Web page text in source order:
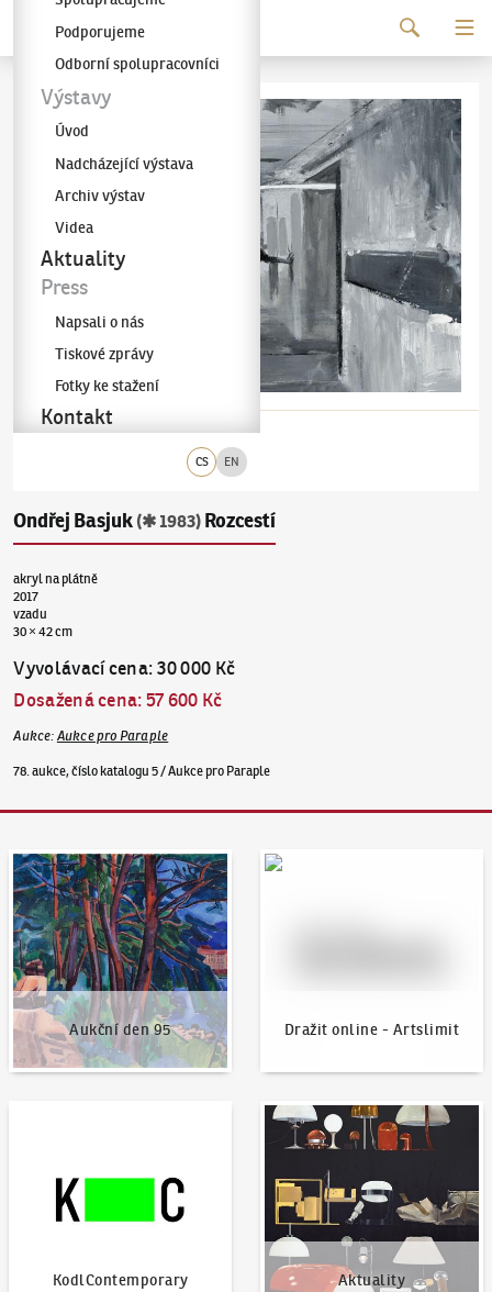
Galerie KODL
CS EN
Podporujeme
Odborní spolupracovníci
Výstavy
Úvod
Nadcházející výstava
Archiv výstav
Videa
Aktuality
Press
Napsali o nás
Tiskové zprávy
Fotky ke stažení
Kontakt
Ondřej Basjuk (✱ 1983) Rozcestí
akryl na plátně
2017
vzadu
30 × 42 cm
Vyvolávací cena:30 000 Kč
Dosažená cena:57 600 Kč
Aukce: Aukce pro Paraple
78. aukce, číslo katalogu 5 / Aukce pro Paraple
Aukční den 95
Aukční den 95
Dražit online - Artslimit
Dražit online - Artslimit
KodlContemporary Aktuality
Aktuality